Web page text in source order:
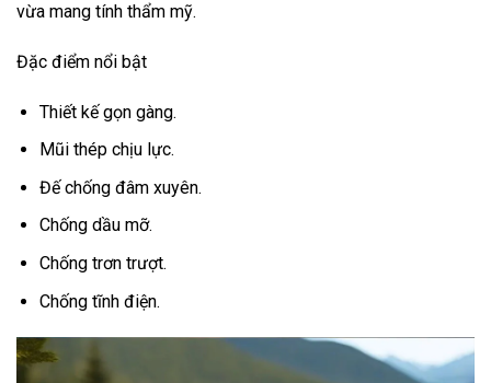
vừa mang tính thẩm mỹ.
Đặc điểm nổi bật
Thiết kế gọn gàng.
Mũi thép chịu lực.
Đế chống đâm xuyên.
Chống dầu mỡ.
Chống trơn trượt.
Chống tĩnh điện.